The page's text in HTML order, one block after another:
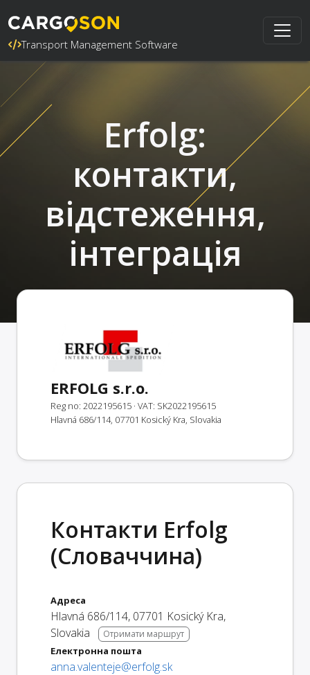
Transport Management Software
Erfolg:
контакти,
відстеження,
інтеграція
ERFOLG s.r.o.
Reg no: 2022195615 · VAT: SK2022195615
Hlavná 686/114, 07701 Kosický Kra, Slovakia
Контакти Erfolg
(Словаччина)
Адреса
Hlavná 686/114, 07701 Kosický Kra,
Slovakia
Отримати маршрут
Електронна пошта
anna.valenteje@erfolg.sk